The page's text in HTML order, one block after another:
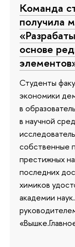
Команда
получила
основе
Студенты
экономики
в
в научной
собственные
престижных
последних
химиков
академии